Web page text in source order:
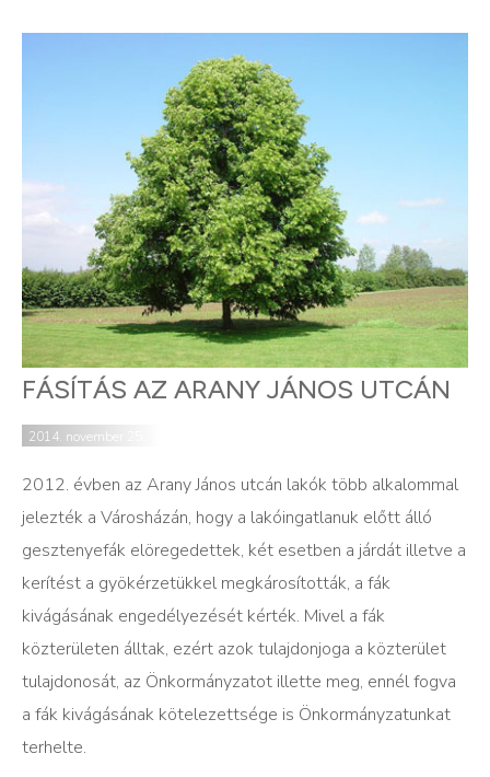
FÁSÍTÁS AZ ARANY JÁNOS UTCÁN
2014. november 25.
2012. évben az Arany János utcán lakók több alkalommal
jelezték a Városházán, hogy a lakóingatlanuk előtt álló
gesztenyefák elöregedettek, két esetben a járdát illetve a
kerítést a gyökérzetükkel megkárosították, a fák
kivágásának engedélyezését kérték. Mivel a fák
közterületen álltak, ezért azok tulajdonjoga a közterület
tulajdonosát, az Önkormányzatot illette meg, ennél fogva
a fák kivágásának kötelezettsége is Önkormányzatunkat
terhelte.